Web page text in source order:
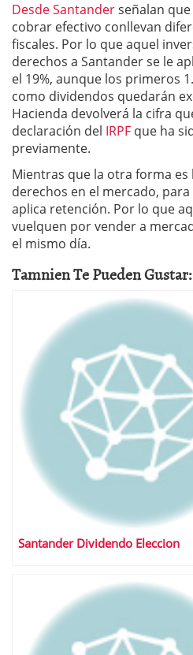
Desde Santanderseñalan
cobrar efectivo conllevan
fiscales. Por lo que aquel
derechos a Santander se le
el 19%, aunque los primeros
como dividendos quedarán
Hacienda devolverá la cifra
declaración del IRPF que ha
previamente.
Mientras que la otra forma es
derechos en el mercado,
aplica retención. Por lo que
vuelquen por vender a
el mismo día.
Tamnien Te Pueden Gustar:
Santander Dividendo Eleccion